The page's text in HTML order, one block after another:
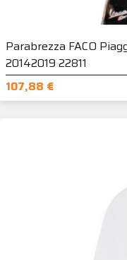
Parabrezza FACO
20142019 22811
107,88 €